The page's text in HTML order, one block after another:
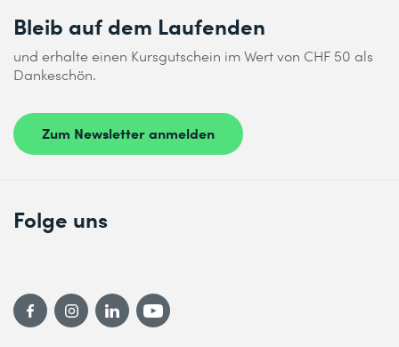
Bleib auf dem Laufenden
und erhalte einen Kursgutschein im Wert von CHF 50 als
Dankeschön.
Zum Newsletter anmelden
Folge uns